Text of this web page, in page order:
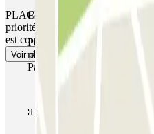
PLACE NON GARANTIE
priorité d'entrée, vous devrez
est complet.
Voir plus
Forfait de stationnement
Pendant votre séjour, vous
réseau de parkings de cet
Parclick.